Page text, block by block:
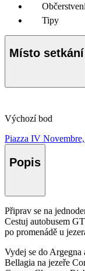
Tipy
Místo setkání
Výchozí bod
Piazza IV
Popis
Připrav se na
Cestuj autobusem
po promenádě u
Vydej se do
Bellagia na jezeře